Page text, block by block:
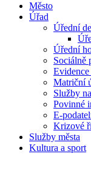
Město
Úřad
Úřední
Úřední
Sociálně
Matriční
Služby
Povinné
E-
Krizové
Služby města
Kultura a sport